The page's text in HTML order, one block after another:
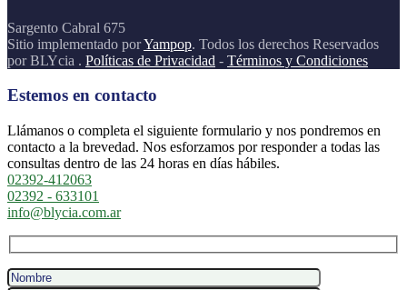
Sargento Cabral 675
Sitio implementado porYampop. Todos los derechos Reservados
por BLYcia . Políticas de Privacidad - Términos y Condiciones
Estemos en contacto
Llámanos o completa el siguiente formulario y nos pondremos en
contacto a la brevedad. Nos esforzamos por responder a todas las
consultas dentro de las 24 horas en días hábiles.
02392-412063
02392 - 633101
info@blycia.com.ar